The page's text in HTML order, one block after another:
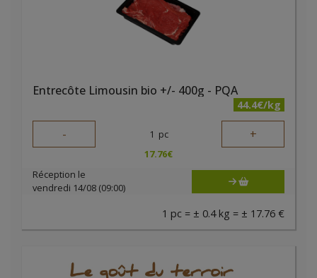
Entrecôte Limousin bio +/- 400g - PQA
44.4€/kg
- 1 pc +
17.76€
Réception le
vendredi 14/08 (09:00)
1 pc = ± 0.4 kg = ± 17.76 €